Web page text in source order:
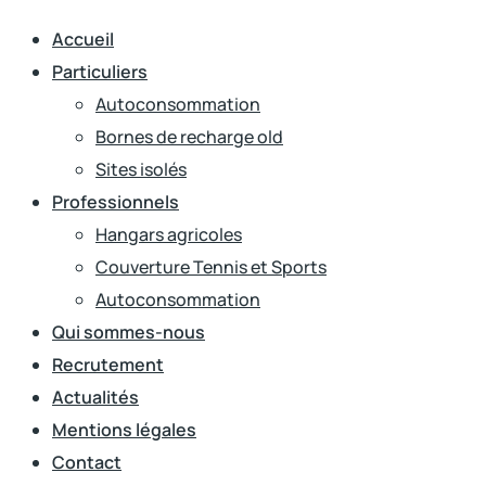
Accueil
Particuliers
Autoconsommation
Bornes de recharge old
Sites isolés
Professionnels
Hangars agricoles
Couverture Tennis et Sports
Autoconsommation
Qui sommes-nous
Recrutement
Actualités
Mentions légales
Contact